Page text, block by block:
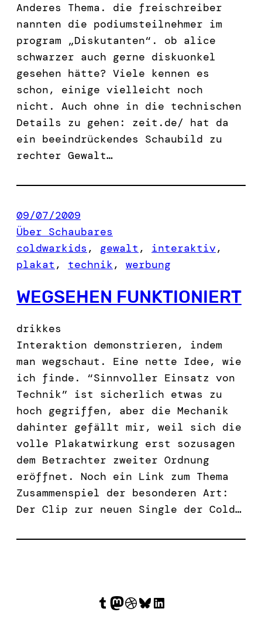
Anderes Thema. die freischreiber
nannten die podiumsteilnehmer im
program „Diskutanten“. ob alice
schwarzer auch gerne diskuonkel
gesehen hätte? Viele kennen es
schon, einige vielleicht noch
nicht. Auch ohne in die technischen
Details zu gehen: zeit.de/ hat da
ein beeindrückendes Schaubild zu
rechter Gewalt…
09/07/2009
Über Schaubares
coldwarkids , gewalt , interaktiv
plakat , technik, werbung
WEGSEHEN FUNKTIONIERT
drikkes
Interaktion demonstrieren, indem
man wegschaut. Eine nette Idee, wie
ich finde. “Sinnvoller Einsatz von
Technik” ist sicherlich etwas zu
hoch gegriffen, aber die Mechanik
dahinter gefällt mir, weil sich die
volle Plakatwirkung erst sozusagen
dem Betrachter zweiter Ordnung
eröffnet. Noch ein Link zum Thema
Zusammenspiel der besonderen Art:
Der Clip zur neuen Single der Cold…
Tumblr Mastodon Dribbble Bluesky LinkedIn